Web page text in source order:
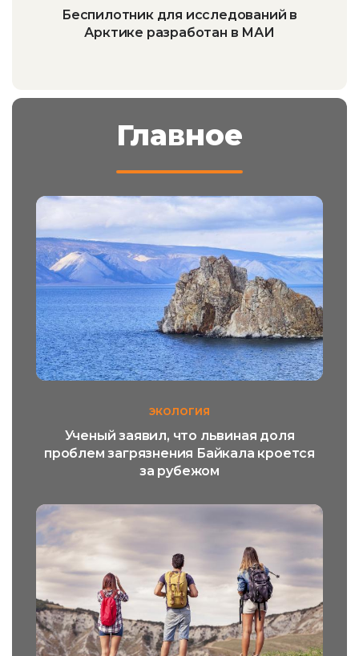
Беспилотник для исследований в
Арктике разработан в МАИ
Главное
ЭКОЛОГИЯ
Ученый заявил, что львиная доля
проблем загрязнения Байкала кроется
за рубежом